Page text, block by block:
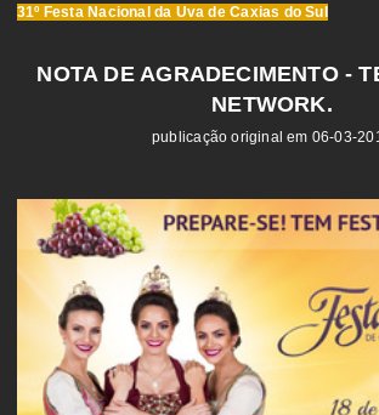
31º Festa Nacional da Uva de Caxias do Sul
NOTA DE AGRADECIMENTO -
NETWORK.
publicação original em 06-03-